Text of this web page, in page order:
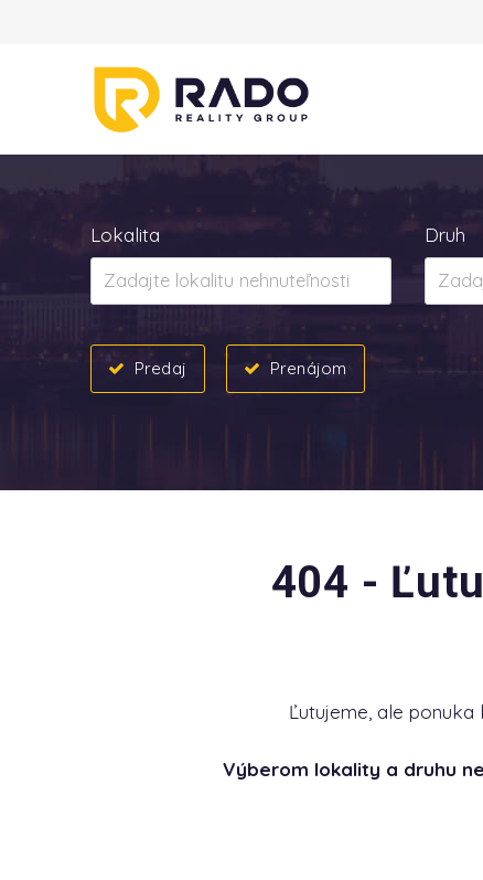
Lokalita Druh
Predaj Prenájom
404 -
Ľutujeme, ale
Výberom lokality a druhu